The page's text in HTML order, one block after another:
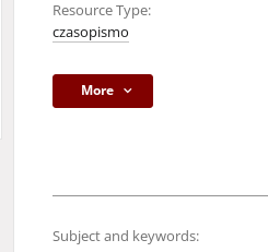
Resource Type:
czasopismo
More
Subject and keywords: